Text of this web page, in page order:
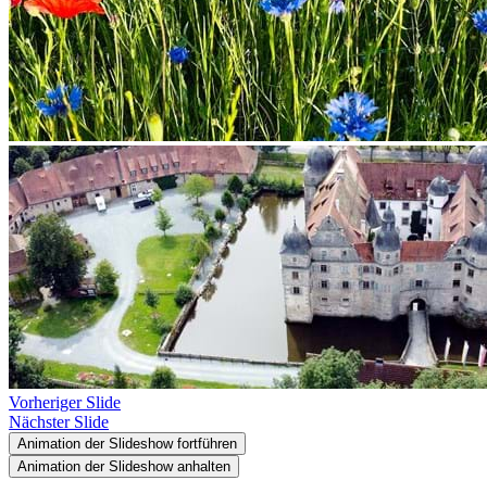
Vorheriger Slide
Nächster Slide
Animation der Slideshow fortführen
Animation der Slideshow anhalten